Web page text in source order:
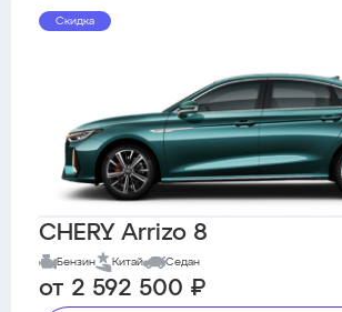
Скидка
CHERY Arrizo 8
Бензин Китай Седан
от 2 592 500 ₽